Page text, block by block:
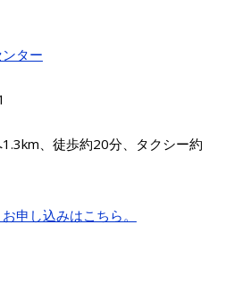
ター
、徒歩約20分、タクシー約
申し込みはこちら。